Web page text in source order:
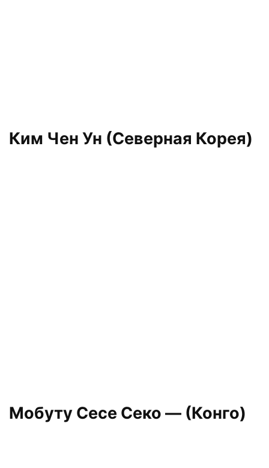
Ким Чен Ун (Северная Корея)
Мобуту Сесе Секо — (Конго)